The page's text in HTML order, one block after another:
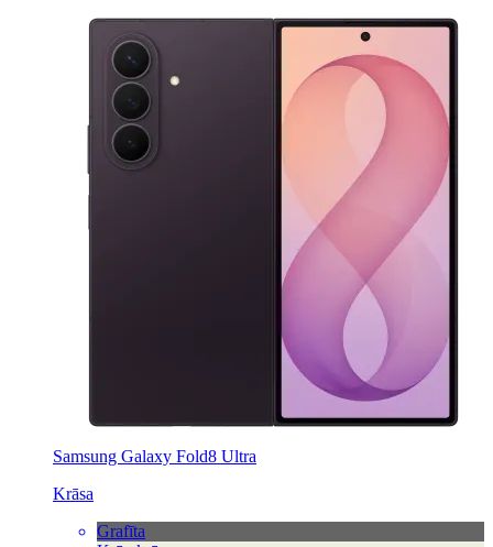
Samsung Galaxy Fold8 Ultra
Krāsa
Grafīta